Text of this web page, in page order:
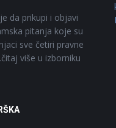
da prikupi i objavi
pitanja koje su
sve četiri pravne
više u izborniku